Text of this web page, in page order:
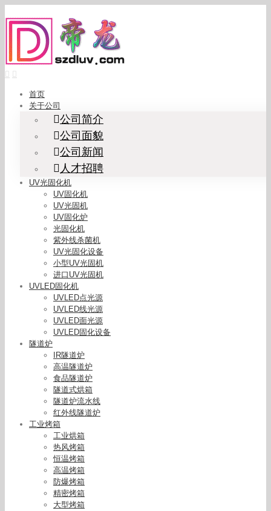
to
content
首页
关于公司
公司简介
公司面貌
公司新闻
人才招聘
UV光固化机
UV固化机
UV光固机
UV固化炉
光固化机
紫外线杀菌机
UV光固化设备
小型UV光固机
进口UV光固机
UVLED固化机
UVLED点光源
UVLED线光源
UVLED面光源
UVLED固化设备
隧道炉
IR隧道炉
高温隧道炉
食品隧道炉
隧道式烘箱
隧道炉流水线
红外线隧道炉
工业烤箱
工业烘箱
热风烤箱
恒温烤箱
高温烤箱
防爆烤箱
精密烤箱
大型烤箱
隧道炉烘干流水线五金电子隧道炉塑料丝印隧道烘